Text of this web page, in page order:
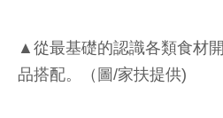
▲從最基礎的認識各類食材
品搭配。（圖/家扶提供)